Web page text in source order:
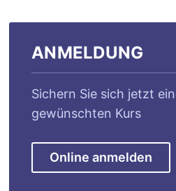
ANMELDUNG
Sichern Sie sich jetzt
gewünschten Kurs
Online anmelden